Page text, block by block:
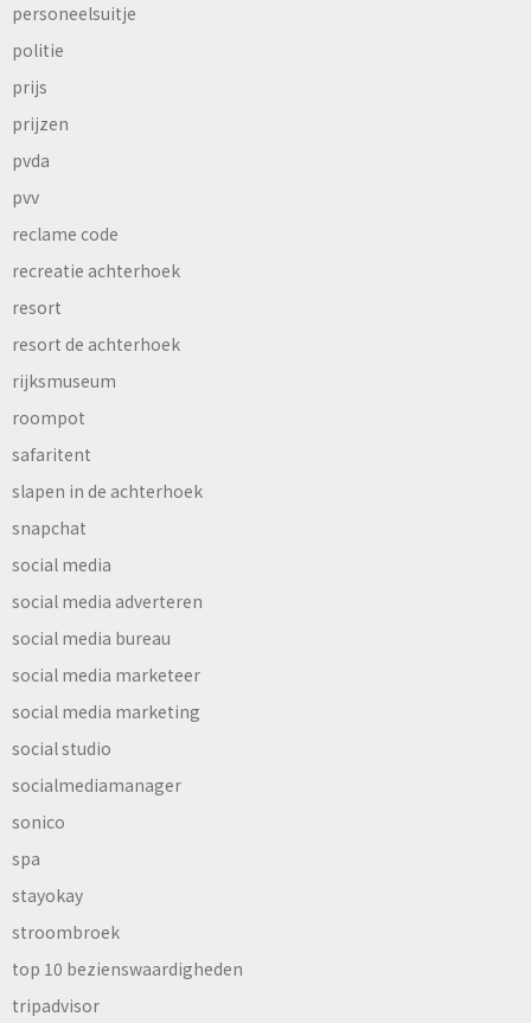
personeelsuitje
politie
prijs
prijzen
pvda
pvv
reclame code
recreatie achterhoek
resort
resort de achterhoek
rijksmuseum
roompot
safaritent
slapen in de achterhoek
snapchat
social media
social media adverteren
social media bureau
social media marketeer
social media marketing
social studio
socialmediamanager
sonico
spa
stayokay
stroombroek
top 10 bezienswaardigheden
tripadvisor